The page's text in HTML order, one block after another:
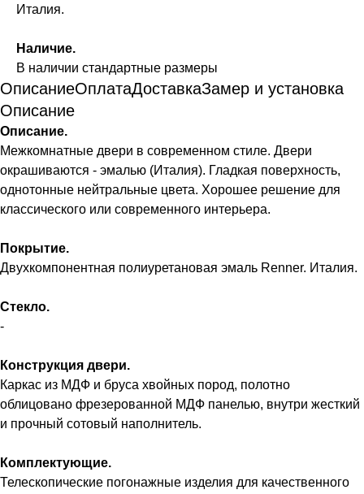
Италия.
Наличие.
В наличии стандартные размеры
ОписаниеОплатаДоставкаЗамер и установка
Описание
Описание.
Межкомнатные двери в современном стиле. Двери
окрашиваются - эмалью (Италия). Гладкая поверхность,
однотонные нейтральные цвета. Хорошее решение для
классического или современного интерьера.
Покрытие.
Двухкомпонентная полиуретановая эмаль Renner. Италия.
Стекло.
-
Конструкция двери.
Каркас из МДФ и бруса хвойных пород, полотно
облицовано фрезерованной МДФ панелью, внутри жесткий
и прочный сотовый наполнитель.
Комплектующие.
Телескопические погонажные изделия для качественного